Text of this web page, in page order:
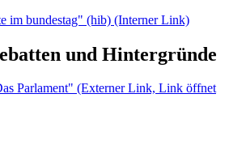
im bundestag" (hib) (Interner Link)
und Hintergründe
Parlament" (Externer Link, Link öffnet